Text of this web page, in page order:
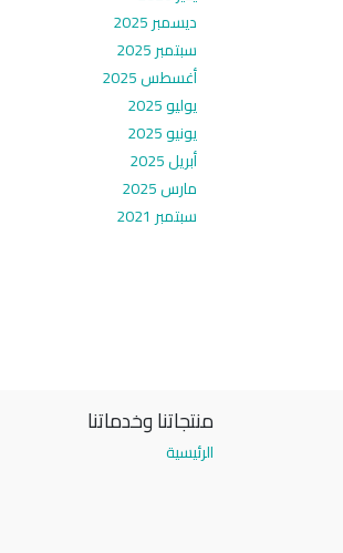
ديسمبر 2025
سبتمبر 2025
أغسطس 2025
يوليو 2025
يونيو 2025
أبريل 2025
مارس 2025
سبتمبر 2021
منتجاتنا وخدماتنا
الرئيسية